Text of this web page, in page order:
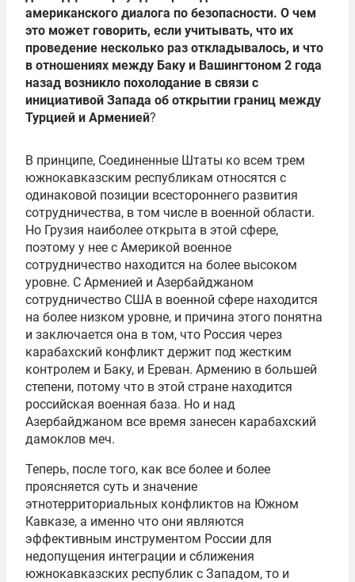
американского диалога по безопасности. О чем
это может говорить, если учитывать, что их
проведение несколько раз откладывалось, и что
в отношениях между Баку и Вашингтоном 2 года
назад возникло похолодание в связи с
инициативой Запада об открытии границ между
Турцией и Арменией?
В принципе, Соединенные Штаты ко всем трем
южнокавказским республикам относятся с
одинаковой позиции всестороннего развития
сотрудничества, в том числе в военной области.
Но Грузия наиболее открыта в этой сфере,
поэтому у нее с Америкой военное
сотрудничество находится на более высоком
уровне. С Арменией и Азербайджаном
сотрудничество США в военной сфере находится
на более низком уровне, и причина этого понятна
и заключается она в том, что Россия через
карабахский конфликт держит под жестким
контролем и Баку, и Ереван. Армению в большей
степени, потому что в этой стране находится
российская военная база. Но и над
Азербайджаном все время занесен карабахский
дамоклов меч.
Теперь, после того, как все более и более
проясняется суть и значение
этнотерриториальных конфликтов на Южном
Кавказе, а именно что они являются
эффективным инструментом России для
недопущения интеграции и сближения
южнокавказских республик с Западом, то и